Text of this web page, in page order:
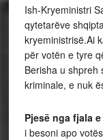
Ish-Kryeministri
qytetarëve
kryeministrisë.Ai
për votën e tyre
Berisha u shpreh
kriminale, e nuk
Pjesë nga fjala
i besoni apo